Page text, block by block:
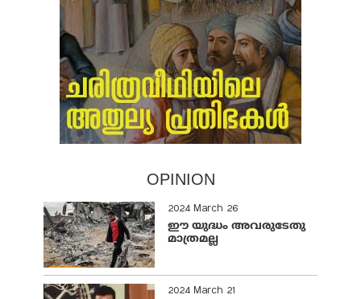
OPINION
2024 March 26
ഈ യുദ്ധം അവരുടേതു
മാത്രമല്ല
2024 March 21